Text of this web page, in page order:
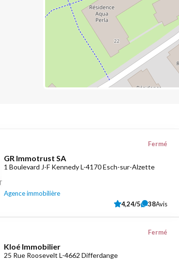
GR Immotrust SA
1 Boulevard J-F Kennedy L-4170 Esch-sur-Alzette
Agence immobilière
Fermé
4,24/5 38Avis
Kloé Immobilier
25 Rue Roosevelt L-4662 Differdange
Fermé